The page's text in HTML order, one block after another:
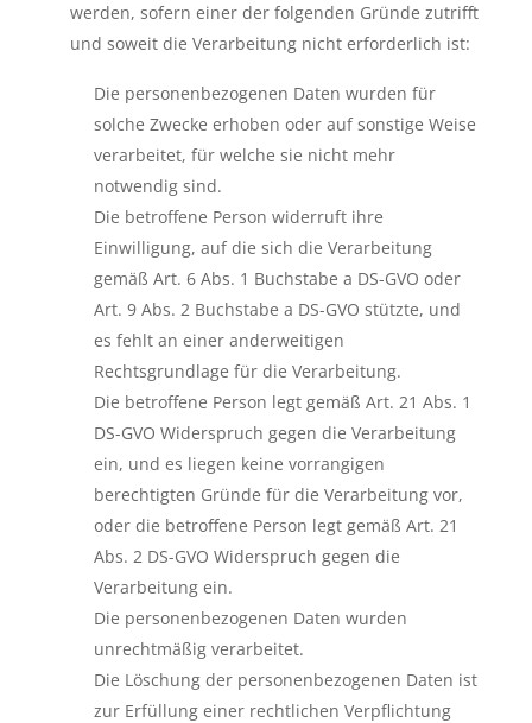
werden, sofern einer der folgenden Gründe zutrifft
und soweit die Verarbeitung nicht erforderlich ist:
Die personenbezogenen Daten wurden für
solche Zwecke erhoben oder auf sonstige Weise
verarbeitet, für welche sie nicht mehr
notwendig sind.
Die betroffene Person widerruft ihre
Einwilligung, auf die sich die Verarbeitung
gemäß Art. 6 Abs. 1 Buchstabe a DS-GVO oder
Art. 9 Abs. 2 Buchstabe a DS-GVO stützte, und
es fehlt an einer anderweitigen
Rechtsgrundlage für die Verarbeitung.
Die betroffene Person legt gemäß Art. 21 Abs. 1
DS-GVO Widerspruch gegen die Verarbeitung
ein, und es liegen keine vorrangigen
berechtigten Gründe für die Verarbeitung vor,
oder die betroffene Person legt gemäß Art. 21
Abs. 2 DS-GVO Widerspruch gegen die
Verarbeitung ein.
Die personenbezogenen Daten wurden
unrechtmäßig verarbeitet.
Die Löschung der personenbezogenen Daten ist
zur Erfüllung einer rechtlichen Verpflichtung